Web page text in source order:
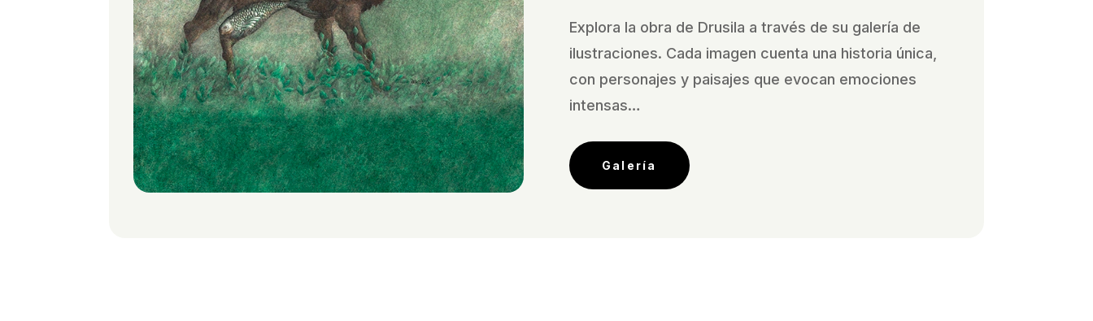
Explora la obra de Drusila a través de su galería de
ilustraciones. Cada imagen cuenta una historia única,
con personajes y paisajes que evocan emociones
intensas…
Galería